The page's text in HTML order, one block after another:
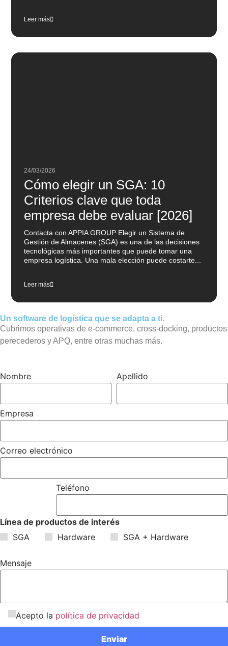
Leer más
24/03/2026
Cómo elegir un SGA: 10
Criterios clave que toda
empresa debe evaluar [2026]
Contacta con APPIA GROUP Elegir un Sistema de
Gestión de Almacenes (SGA) es una de las decisiones
tecnológicas más importantes que puede tomar una
empresa logística. Una mala elección puede costarte...
Leer más
Un software de logística que se adapta a ti.
Cubrimos operativas de e-commerce, cross-docking, productos
perecederos y APQ, entre otras muchas más.
Nombre Apellido
Empresa
Correo electrónico
Teléfono
Línea de productos de interés
SGA
Hardware SGA + Hardware
Mensaje
Acepto la política de privacidad